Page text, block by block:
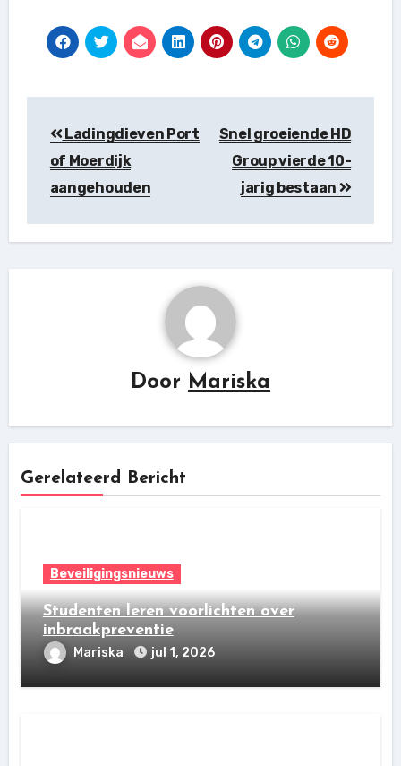
Ladingdieven Port
of Moerdijk
aangehouden
Snel groeiende HD
Group vierde 10-
jarig bestaan
Door Mariska
Gerelateerd Bericht
Beveiligingsnieuws
Studenten leren voorlichten over
inbraakpreventie
Mariska jul 1, 2026